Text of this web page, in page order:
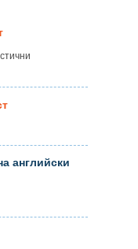
английски